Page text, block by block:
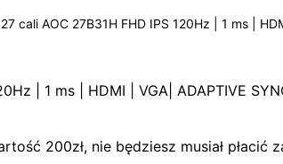
cali AOC 27B31H FHD IPS 120Hz | 1 ms |
| 1 ms | HDMI | VGA| ADAPTIVE
200zł, nie będziesz musiał płacić